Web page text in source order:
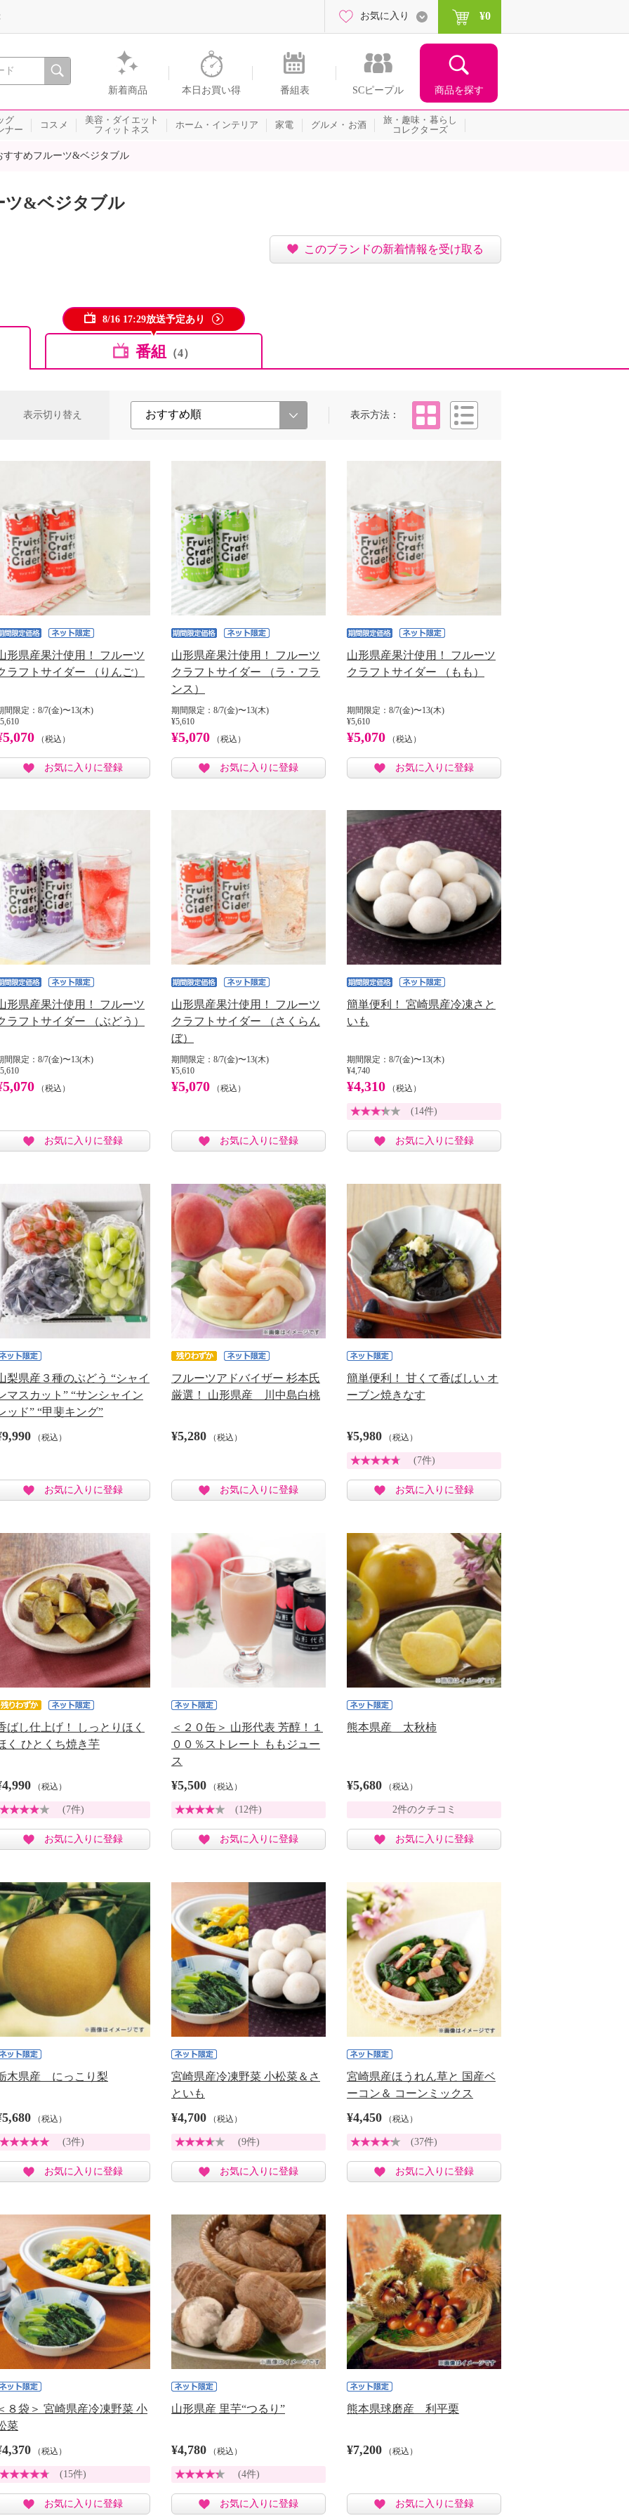
間を。通販・テレビショッピングのショップチャンネル
新着商品 本日お買い得 番組表 SCピープル 商品を探す
お気に入り ¥0
グ
ナー
コスメ
美容・ダイエット
フィットネス
ホーム・インテリア 家電 グルメ・お酒
旅・趣味・暮らし
コレクターズ
すすめフルーツ&ベジタブル
ツ&ベジタブル
このブランドの新着情報を受け取る
番組 （4）
8/16 17:29放送予定あり
表示切り替え 表示方法
タイル
形県産果汁使用！ フルーツ
ラフトサイダー （りんご）
間限定：8/7(金)〜13(木)
（税込）
お気に入りに登録
山形県産果汁使用！ フルーツ
クラフトサイダー （ラ・フラ
ンス）
期間限定：8/7(金)〜13(木)
¥5,610
¥5,070 （税込）
お気に入りに登録
山形県産果汁使用！ フルーツ
クラフトサイダー （もも）
期間限定：8/7(金)〜13(木)
¥5,610
¥5,070 （税込）
お気に入りに登録
形県産果汁使用！ フルーツ
ラフトサイダー （ぶどう）
間限定：8/7(金)〜13(木)
（税込）
お気に入りに登録
山形県産果汁使用！ フルーツ
クラフトサイダー （さくらん
ぼ）
期間限定：8/7(金)〜13(木)
¥5,610
¥5,070 （税込）
お気に入りに登録
簡単便利！ 宮崎県産冷凍さと
いも
期間限定：8/7(金)〜13(木)
¥4,740
¥4,310 （税込）
(14件)
お気に入りに登録
梨県産３種のぶどう “シャイ
マスカット” “サンシャイン
ッド” “甲斐キング”
（税込）
お気に入りに登録
フルーツアドバイザー 杉本氏
厳選！ 山形県産 川中島白桃
¥5,280 （税込）
お気に入りに登録
簡単便利！ 甘くて香ばしい オ
ーブン焼きなす
¥5,980 （税込）
(7件)
お気に入りに登録
ばし仕上げ！ しっとりほく
く ひとくち焼き芋
（税込）
(7件)
お気に入りに登録
＜２０缶＞ 山形代表 芳醇！１
００％ストレート ももジュー
ス
¥5,500 （税込）
(12件)
お気に入りに登録
熊本県産 太秋柿
¥5,680 （税込）
2件のクチコミ
お気に入りに登録
木県産 にっこり梨
（税込）
(3件)
お気に入りに登録
宮崎県産冷凍野菜 小松菜＆さ
といも
¥4,700 （税込）
(9件)
お気に入りに登録
宮崎県産ほうれん草と 国産ベ
ーコン＆ コーンミックス
¥4,450 （税込）
(37件)
お気に入りに登録
８袋＞ 宮崎県産冷凍野菜 小
菜
（税込）
(15件)
お気に入りに登録
山形県産 里芋“つるり”
¥4,780 （税込）
(4件)
お気に入りに登録
熊本県球磨産 利平栗
¥7,200 （税込）
お気に入りに登録